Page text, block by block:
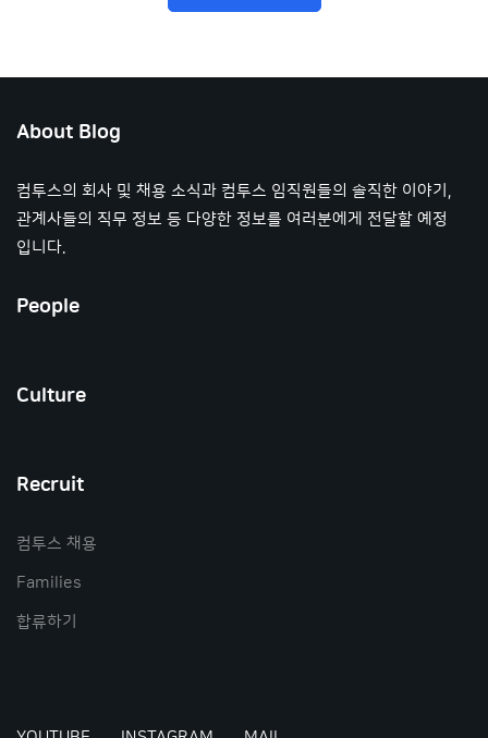
About Blog
컴투스의 회사 및 채용 소식과 컴투스 임직원들의 솔직한 이야기,
관계사들의 직무 정보 등 다양한 정보를 여러분에게 전달할 예정
입니다.
People
Culture
Recruit
컴투스 채용
Families
합류하기